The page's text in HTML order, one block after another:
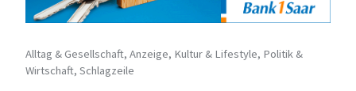
Alltag & Gesellschaft,Anzeige, Kultur & Lifestyle, Politik &
Wirtschaft,Schlagzeile